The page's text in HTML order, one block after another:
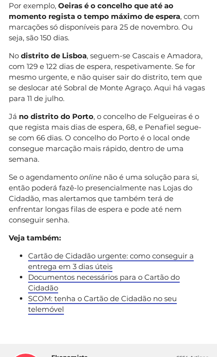
Por exemplo, Oeiras é o concelho que até ao
momento regista o tempo máximo de espera, com
marcações só disponíveis para 25 de novembro. Ou
seja, são 150 dias.
No distrito de Lisboa, seguem-se Cascais e Amadora,
com 129 e 122 dias de espera, respetivamente. Se for
mesmo urgente, e não quiser sair do distrito, tem que
se deslocar até Sobral de Monte Agraço. Aqui há vagas
para 11 de julho.
Já no distrito do Porto, o concelho de Felgueiras é o
que regista mais dias de espera, 68, e Penafiel segue-
se com 66 dias. O concelho do Porto é o local onde
consegue marcação mais rápido, dentro de uma
semana.
Se o agendamento online não é uma solução para si,
então poderá fazê-lo presencialmente nas Lojas do
Cidadão, mas alertamos que também terá de
enfrentar longas filas de espera e pode até nem
conseguir senha.
Veja também:
Cartão de Cidadão urgente: como conseguir a
entrega em 3 dias úteis
Documentos necessários para o Cartão do
Cidadão
SCOM: tenha o Cartão de Cidadão no seu
telemóvel